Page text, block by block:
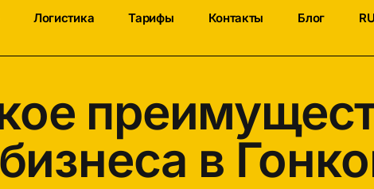
Логистика Тарифы Контакты Блог RU
в